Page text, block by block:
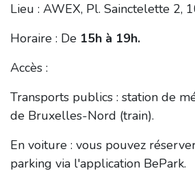
Lieu : AWEX, Pl. Sainctelette 2,
Horaire : De 15h à 19h.
Accès :
Transports publics : station de
de Bruxelles-Nord (train).
En voiture : vous pouvez
parking via l'application BePark.